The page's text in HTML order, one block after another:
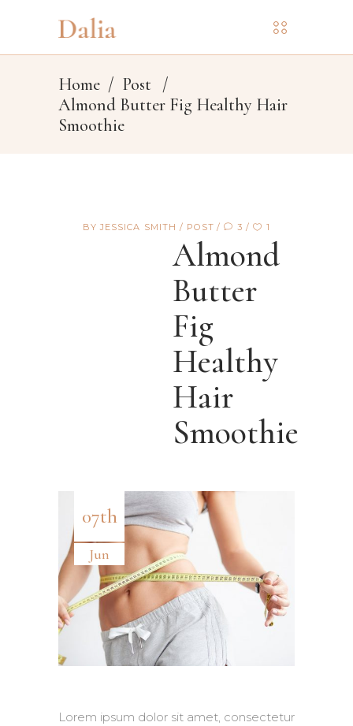
Home / Post
/
Almond Butter Fig Healthy Hair
Smoothie
BYJESSICA SMITH POST 3 1
Almond
Butter
Fig
Healthy
Hair
Smoothie
07th
Jun
Lorem ipsum dolor sit amet, consectetur